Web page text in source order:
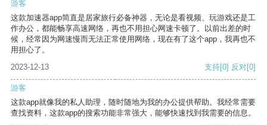
游客
这款加速器app简直是居家旅行必备神器，无论是看视频、玩游戏还是工
作办公，都能畅享高速网络，再也不用担心网速卡顿了。以前出差的时
候，经常因为网速慢而无法正常使用网络，现在有了这个app，我再也不
用担心了。
2023-12-13
支持[0] 反对[0]
游客
这款app就像我的私人助理，随时随地为我的办公提供帮助。我经常需要
查找资料，这款app的搜索功能非常强大，能够快速找到我需要的信息。